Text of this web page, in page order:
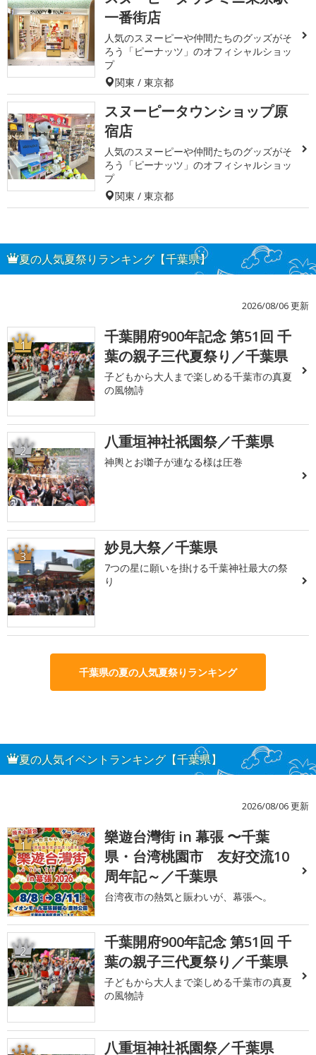
一番街店
人気のスヌーピーや仲間たちのグッズがそ
ろう「ピーナッツ」のオフィシャルショッ
プ
関東 / 東京都
スヌーピータウンショップ原
宿店
人気のスヌーピーや仲間たちのグッズがそ
ろう「ピーナッツ」のオフィシャルショッ
プ
関東 / 東京都
夏の人気夏祭りランキング【千葉県】
2026/08/06 更新
1
千葉開府900年記念 第51回 千
葉の親子三代夏祭り／千葉県
子どもから大人まで楽しめる千葉市の真夏
の風物詩
2 八重垣神社祇園祭／千葉県
神輿とお囃子が連なる様は圧巻
3 妙見大祭／千葉県
7つの星に願いを掛ける千葉神社最大の祭
り
千葉県の夏の人気夏祭りランキング
夏の人気イベントランキング【千葉県】
2026/08/06 更新
1
樂遊台灣街 in 幕張 〜千葉
県・台湾桃園市 友好交流10
周年記～／千葉県
台湾夜市の熱気と賑わいが、幕張へ。
2
千葉開府900年記念 第51回 千
葉の親子三代夏祭り／千葉県
子どもから大人まで楽しめる千葉市の真夏
の風物詩
八重垣神社祇園祭／千葉県